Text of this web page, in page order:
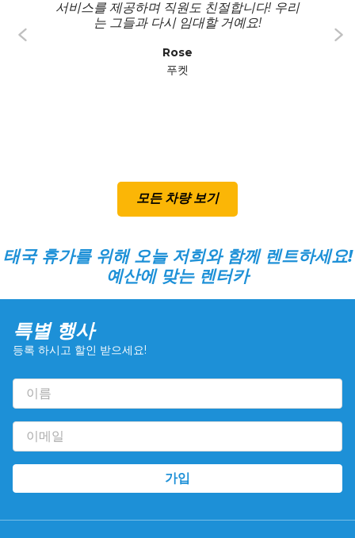
서비스를 제공하며 직원도 친절합니다! 우리
는 그들과 다시 임대할 거예요!
Rose
푸켓
모든 차량 보기
태국 휴가를 위해 오늘 저희와 함께 렌트하세요!
예산에 맞는 렌터카
특별 행사
등록 하시고 할인 받으세요!